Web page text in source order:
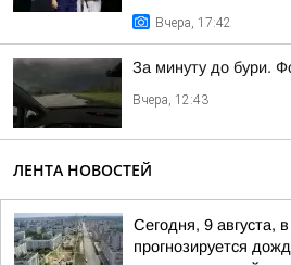
Вчера, 17:42
За минуту до бури.
Вчера, 12:43
ЛЕНТА НОВОСТЕЙ
Сегодня, 9 августа,
прогнозируется